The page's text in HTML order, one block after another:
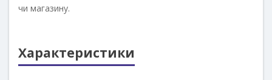
чи магазину.
Характеристики